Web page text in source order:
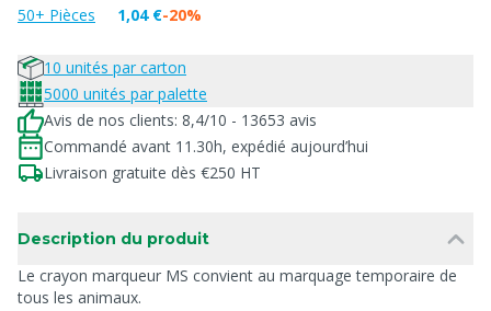
50+ Pièces
1,04 €-20%
10 unités par carton
5000 unités par palette
Avis de nos clients: 8,4/10 - 13653 avis
Commandé avant 11.30h, expédié aujourd’hui
Livraison gratuite dès €250 HT
Description du produit
Le crayon marqueur MS convient au marquage temporaire de
tous les animaux.